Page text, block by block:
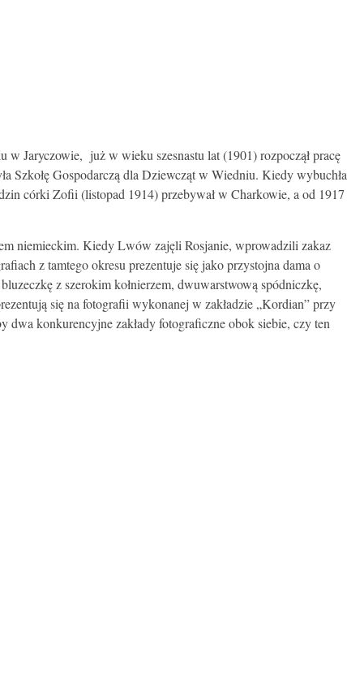
Jaryczowie, już w wieku szesnastu lat (1901) rozpoczął pracę
Gospodarczą dla Dziewcząt w Wiedniu. Kiedy wybuchła
córki Zofii (listopad 1914) przebywał w Charkowie, a od 1917
niemieckim. Kiedy Lwów zajęli Rosjanie, wprowadzili zakaz
z tamtego okresu prezentuje się jako przystojna dama o
z szerokim kołnierzem, dwuwarstwową spódniczkę,
się na fotografii wykonanej w zakładzie „Kordian” przy
konkurencyjne zakłady fotograficzne obok siebie, czy ten